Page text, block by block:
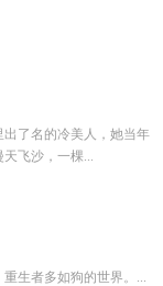
了名的冷美人，她当年
飞沙，一棵...
生者多如狗的世界。...